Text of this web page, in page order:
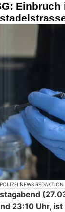
POLIZEI.NEWS REDAKTION
23:10 Uhr,